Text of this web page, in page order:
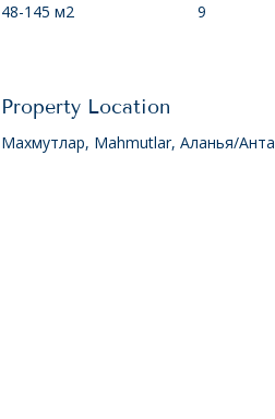
48-145 м2
9
Property Location
Махмутлар, Mahmutlar, Аланья/